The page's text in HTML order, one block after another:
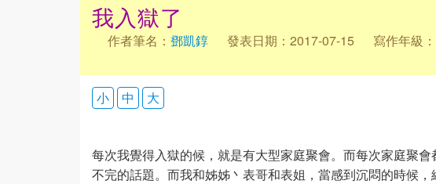
我入獄了
作者筆名： 鄧凱錞 發表日期：2017-07-15 寫作年級
小 中 大
每次我覺得入獄的候，就是有大型家庭聚會。而每次家庭聚
不完的話題。而我和姊姊丶表哥和表姐，當感到沉悶的時候